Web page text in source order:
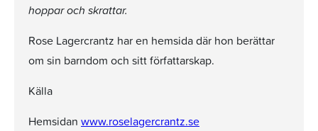
hoppar och skrattar.
Rose Lagercrantz har en hemsida där hon berättar
om sin barndom och sitt författarskap.
Källa
Hemsidan www.roselagercrantz.se